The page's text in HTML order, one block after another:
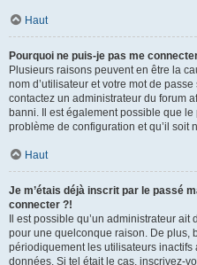
Haut
Pourquoi ne puis-je pas me
Plusieurs raisons peuvent en être la
nom d’utilisateur et votre mot de
contactez un administrateur du forum
banni. Il est également possible que
problème de configuration et qu’il soit
Haut
Je m’étais déjà inscrit par le passé
connecter ?!
Il est possible qu’un administrateur
pour une quelconque raison. De plus,
périodiquement les utilisateurs
données. Si tel était le cas, inscrivez-